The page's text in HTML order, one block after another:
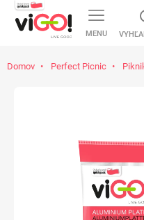
MENU
Domov Perfect Picnic